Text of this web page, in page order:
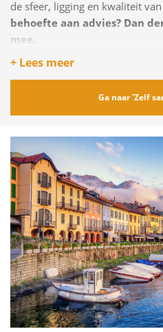
de sfeer, ligging en kwaliteit
behoefte aan advies? Dan
mee.
+ Lees meer
Ga naar 'Zelf